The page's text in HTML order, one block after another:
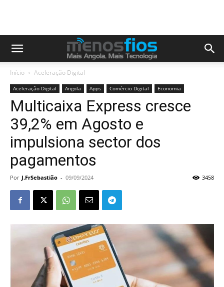
Início Aceleração Digital
Aceleração Digital Angola Apps Comércio Digital Economia
Multicaixa Express cresce
39,2% em Agosto e
impulsiona sector dos
pagamentos
Por J.FrSebastião - 09/09/2024 3458